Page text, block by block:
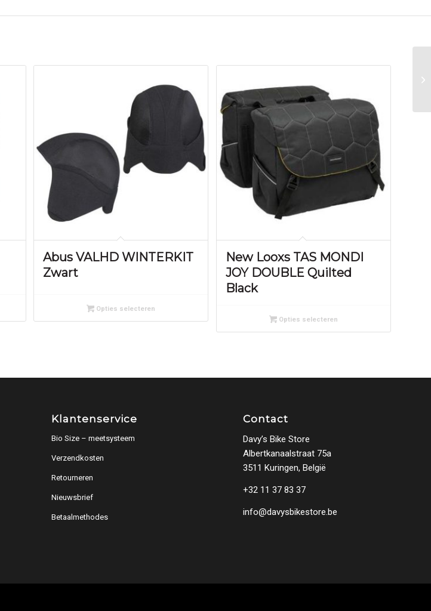
Abus VALHD WINTERKIT
Zwart
Opties selecteren
New Looxs TAS MONDI
JOY DOUBLE Quilted
Black
Opties selecteren
Klantenservice
Bio Size – meetsysteem
Verzendkosten
Retourneren
Nieuwsbrief
Betaalmethodes
Contact
Davy’s Bike Store
Albertkanaalstraat 75a
3511 Kuringen, België
+32 11 37 83 37
info@davysbikestore.be